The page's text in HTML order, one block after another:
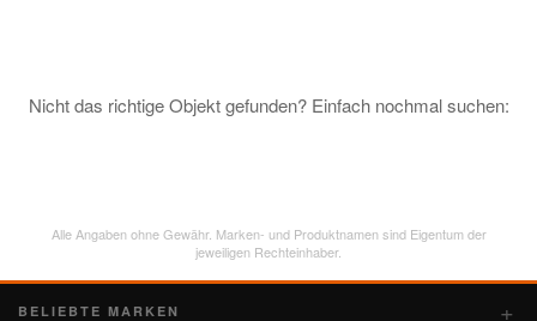
Nicht das richtige Objekt gefunden? Einfach nochmal suchen:
Alle Angaben ohne Gewähr. Marken- und Produktnamen sind Eigentum der
jeweiligen Rechteinhaber.
BELIEBTE MARKEN